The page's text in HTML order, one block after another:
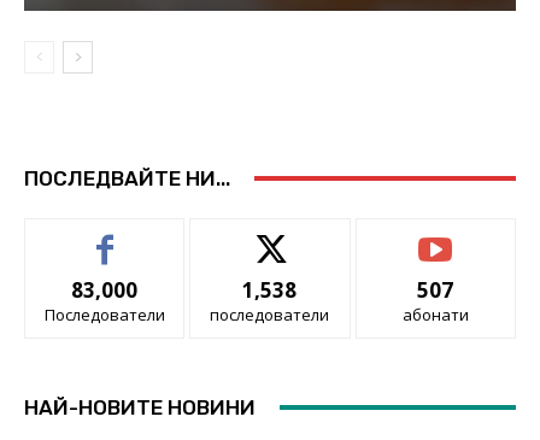
ПОСЛЕДВАЙТЕ НИ...
83,000
Последователи
1,538
последователи
507
абонати
НАЙ-НОВИТЕ НОВИНИ